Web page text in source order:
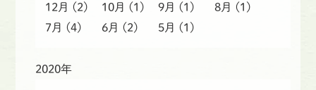
12月 (2) 10月 (1) 9月 (1) 8月
(1)
7月
(4) 6月 (2) 5月 (1)
2020年